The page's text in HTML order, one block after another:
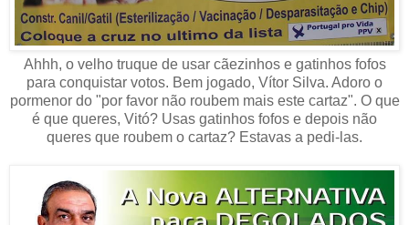
Ahhh, o velho truque de usar cãezinhos e gatinhos fofos
para conquistar votos. Bem jogado, Vítor Silva. Adoro o
pormenor do "por favor não roubem mais este cartaz". O que
é que queres, Vitó? Usas gatinhos fofos e depois não
queres que roubem o cartaz? Estavas a pedi-las.